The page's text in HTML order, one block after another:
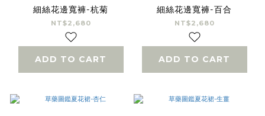
細絲花邊寬褲-杭菊
NT$2,680
ADD TO CART
細絲花邊寬褲-百合
NT$2,680
ADD TO CART